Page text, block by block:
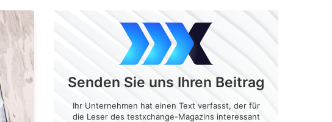
Senden Sie uns Ihren Beitrag
Ihr Unternehmen hat einen Text verfasst, der für
die Leser des testxchange-Magazins interessant